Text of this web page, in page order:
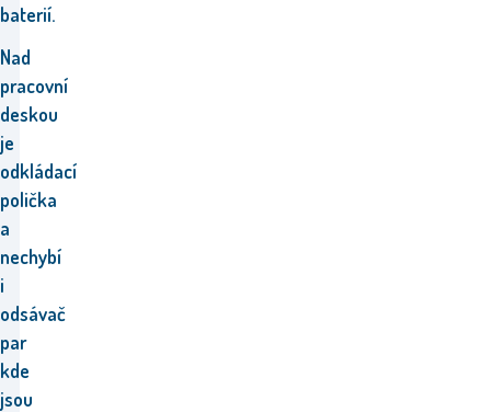
baterií.
Nad
pracovní
deskou
je
odkládací
polička
a
nechybí
i
odsávač
par
kde
jsou